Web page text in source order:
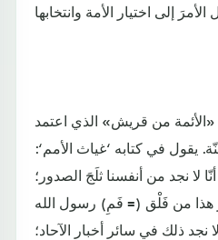
من قريش» الذي اعتمد
يقول في كتابه ‘غياث الأمم‘:
لا نجد من أنفسنا ثلَجَ الصدور؛
هذا من فَلْق (= فَمِ) رسول الله
ذلك في سائر أخبار الآحاد؛